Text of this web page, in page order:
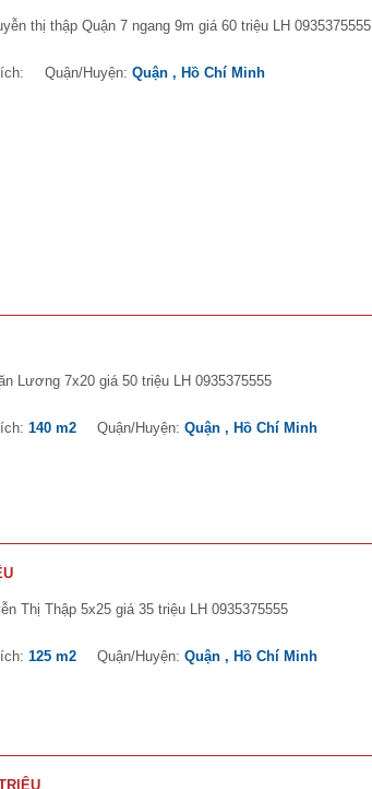
thị thập Quận 7 ngang 9m giá 60 triệu LH 0935375555
Quận/Huyện: Quận , Hồ Chí Minh
Lương 7x20 giá 50 triệu LH 0935375555
140 m2 Quận/Huyện: Quận , Hồ Chí Minh
Thị Thập 5x25 giá 35 triệu LH 0935375555
125 m2 Quận/Huyện: Quận , Hồ Chí Minh